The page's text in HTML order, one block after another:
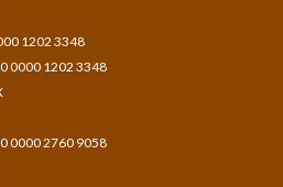
1202 3348
0000 1202 3348
0000 2760 9058